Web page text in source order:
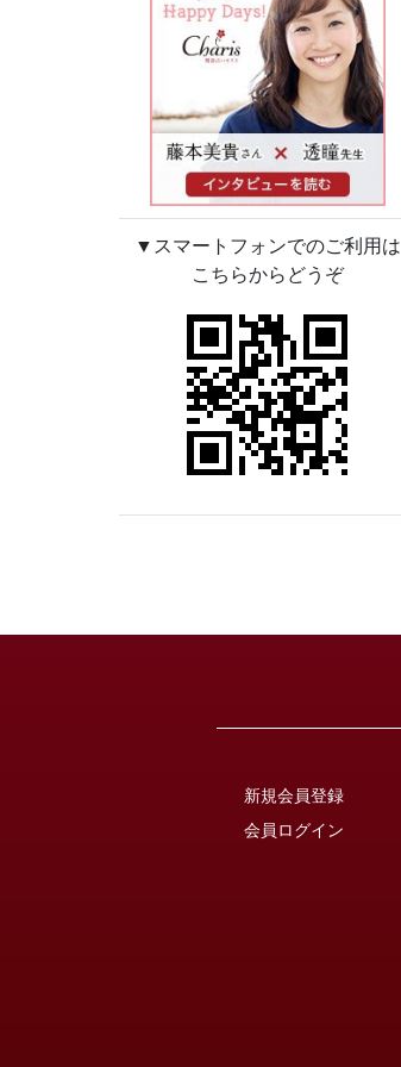
▼スマートフォンでのご利用は
こちらからどうぞ
新規会員登録
会員ログイン